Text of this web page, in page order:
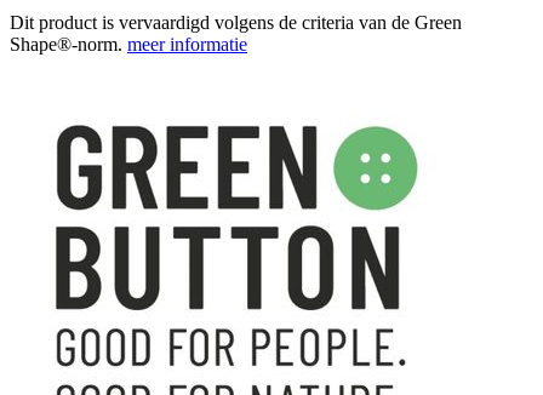
Dit product is vervaardigd volgens de criteria van de Green
Shape®-norm. meer informatie